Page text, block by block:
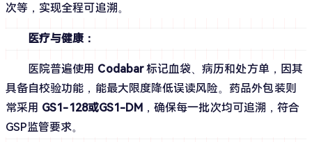
次等，实现全程可追溯。
医疗与健康：
医院普遍使用 Codabar 标记血袋、病历和处方单，因其
具备自校验功能，能最大限度降低误读风险。药品外包装则
常采用 GS1-128或GS1-DM ，确保每一批次均可追溯，符合
GSP监管要求。